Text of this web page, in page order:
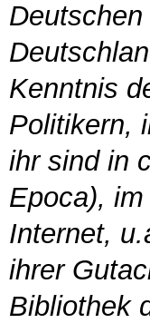
Kenntnis
Politikern,
ihr sind in
Epoca),
Internet,
ihrer
Bibliothek